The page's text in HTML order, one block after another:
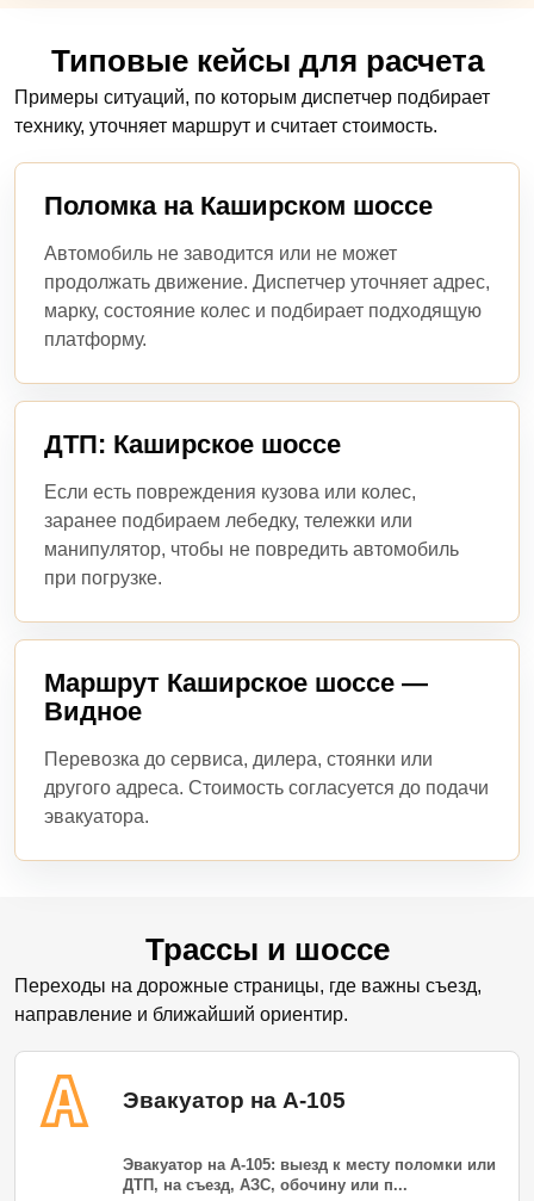
Типовые кейсы для расчета
Примеры ситуаций, по которым диспетчер подбирает
технику, уточняет маршрут и считает стоимость.
Поломка на Каширском шоссе
Автомобиль не заводится или не может
продолжать движение. Диспетчер уточняет адрес,
марку, состояние колес и подбирает подходящую
платформу.
ДТП: Каширское шоссе
Если есть повреждения кузова или колес,
заранее подбираем лебедку, тележки или
манипулятор, чтобы не повредить автомобиль
при погрузке.
Маршрут Каширское шоссе —
Видное
Перевозка до сервиса, дилера, стоянки или
другого адреса. Стоимость согласуется до подачи
эвакуатора.
Трассы и шоссе
Переходы на дорожные страницы, где важны съезд,
направление и ближайший ориентир.
Эвакуатор на А-105
Эвакуатор на А-105: выезд к месту поломки или
ДТП, на съезд, АЗС, обочину или п...